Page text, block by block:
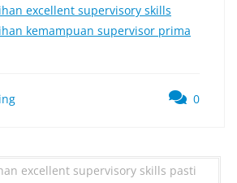
excellent supervisory skills
kemampuan supervisor prima
0
excellent supervisory skills pasti